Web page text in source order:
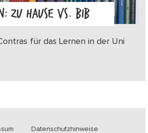
ZU HAUSE VS. BIB
für das Lernen in der Uni
Datenschutzhinweise